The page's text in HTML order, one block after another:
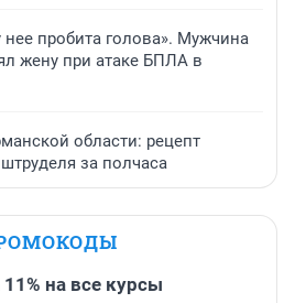
пробита голова». Мужчина
жену при атаке БПЛА в
области: рецепт
за полчаса
на все курсы